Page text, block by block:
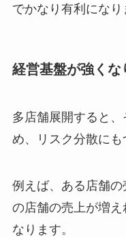
でかなり有利になり
経営基盤が強くな
多店舗展開すると
め、リスク分散にも
例えば、ある店舗
の店舗の売上が増え
なります。